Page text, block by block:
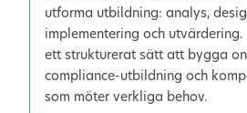
utforma utbildning: analys,
implementering och
ett strukturerat sätt att bygga
compliance-utbildning och
som möter verkliga behov.